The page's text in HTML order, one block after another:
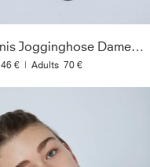
Tennis Jogginghose Damen & Mädchen, navy blau
46 € | Adults 70 €